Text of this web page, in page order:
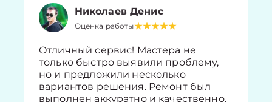
Николаев Денис
Оценка работы
Отличный сервис! Мастера не
только быстро выявили проблему,
но и предложили несколько
вариантов решения. Ремонт был
выполнен аккуратно и качественно.